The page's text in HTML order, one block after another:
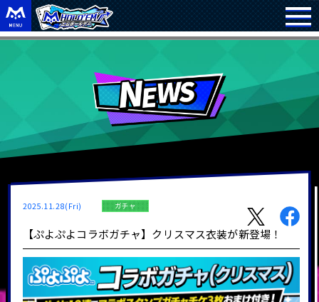
2025.11.28(Fri) ガチャ
【ぷよぷよコラボガチャ】クリスマス衣装が新登場！